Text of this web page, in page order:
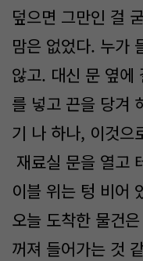
덮으면 그만인 걸
맘은 없었다. 누가
않고. 대신 문 옆에
를 넣고 끈을 당겨
기 나 하나, 이것으
재료실 문을 열고
이블 위는 텅 비어
오늘 도착한 물건
꺼져 들어가는 것